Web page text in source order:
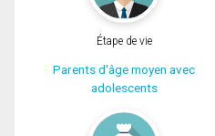
Étape de vie
Parents d'âge moyen avec
adolescents